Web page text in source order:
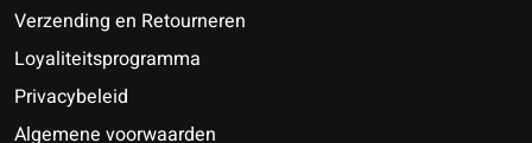
Verzending en Retourneren
Loyaliteitsprogramma
Privacybeleid
Algemene voorwaarden